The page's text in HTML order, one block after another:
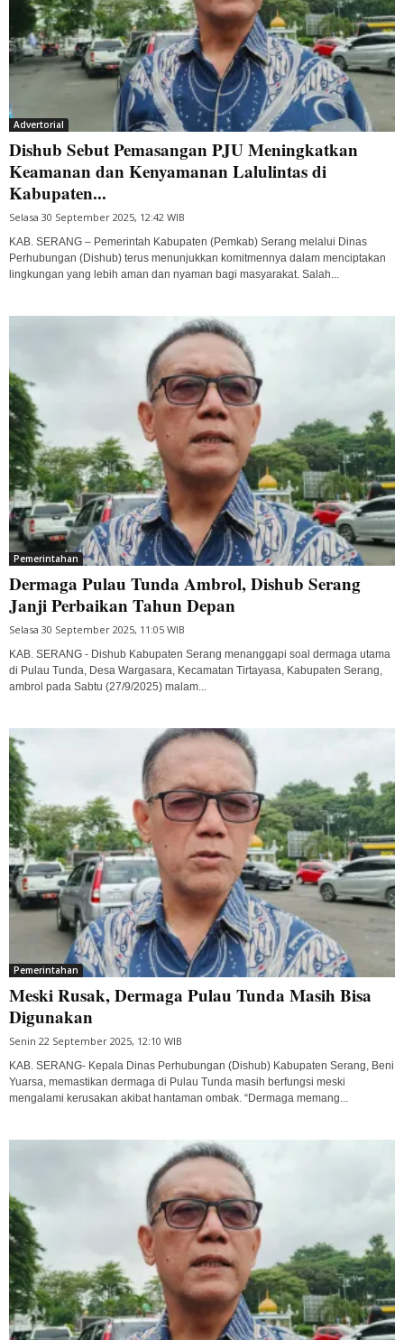
Advertorial
Dishub Sebut Pemasangan PJU Meningkatkan
Keamanan dan Kenyamanan Lalulintas di
Kabupaten...
Selasa 30 September 2025, 12:42 WIB
KAB. SERANG – Pemerintah Kabupaten (Pemkab) Serang melalui Dinas
Perhubungan (Dishub) terus menunjukkan komitmennya dalam menciptakan
lingkungan yang lebih aman dan nyaman bagi masyarakat. Salah...
Pemerintahan
Dermaga Pulau Tunda Ambrol, Dishub Serang
Janji Perbaikan Tahun Depan
Selasa 30 September 2025, 11:05 WIB
KAB. SERANG - Dishub Kabupaten Serang menanggapi soal dermaga utama
di Pulau Tunda, Desa Wargasara, Kecamatan Tirtayasa, Kabupaten Serang,
ambrol pada Sabtu (27/9/2025) malam...
Pemerintahan
Meski Rusak, Dermaga Pulau Tunda Masih Bisa
Digunakan
Senin 22 September 2025, 12:10 WIB
KAB. SERANG- Kepala Dinas Perhubungan (Dishub) Kabupaten Serang, Beni
Yuarsa, memastikan dermaga di Pulau Tunda masih berfungsi meski
mengalami kerusakan akibat hantaman ombak. “Dermaga memang...